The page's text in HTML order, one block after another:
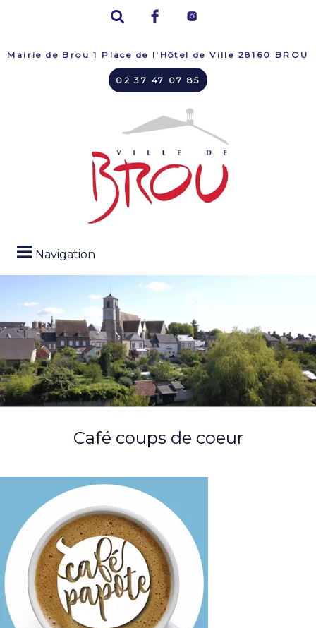
Mairie de Brou 1 Place de l'Hôtel de Ville 28160 BROU
02 37 47 07 85
Navigation
Café coups de coeur